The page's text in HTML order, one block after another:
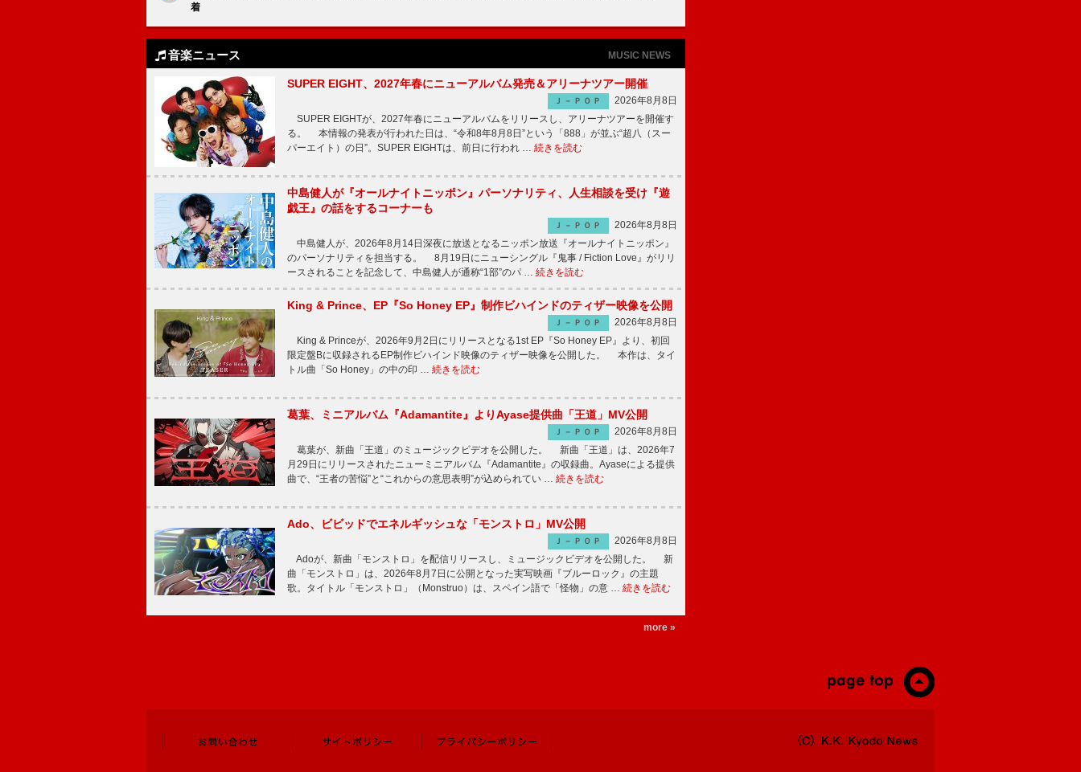
着
音楽ニュース MUSIC NEWS
SUPER EIGHT、2027年春にニューアルバム発売＆アリーナツアー開催
Ｊ－ＰＯＰ
2026年8月8日
SUPER EIGHTが、2027年春にニューアルバムをリリースし、アリーナツアーを開催す
る。 本情報の発表が行われた日は、“令和8年8月8日”という「888」が並ぶ“超八（スー
パーエイト）の日”。SUPER EIGHTは、前日に行われ … 続きを読む
中島健人が『オールナイトニッポン』パーソナリティ、人生相談を受け『遊
戯王』の話をするコーナーも
Ｊ－ＰＯＰ
2026年8月8日
中島健人が、2026年8月14日深夜に放送となるニッポン放送『オールナイトニッポン』
のパーソナリティを担当する。 8月19日にニューシングル『鬼事 / Fiction Love』がリリ
ースされることを記念して、中島健人が通称“1部”のパ … 続きを読む
King & Prince、EP『So Honey EP』制作ビハインドのティザー映像を公開
Ｊ－ＰＯＰ
2026年8月8日
King & Princeが、2026年9月2日にリリースとなる1st EP『So Honey EP』より、初回
限定盤Bに収録されるEP制作ビハインド映像のティザー映像を公開した。 本作は、タイ
トル曲「So Honey」の中の印 … 続きを読む
葛葉、ミニアルバム『Adamantite』よりAyase提供曲「王道」MV公開
Ｊ－ＰＯＰ
2026年8月8日
葛葉が、新曲「王道」のミュージックビデオを公開した。 新曲「王道」は、2026年7
月29日にリリースされたニューミニアルバム『Adamantite』の収録曲。Ayaseによる提供
曲で、“王者の苦悩”と“これからの意思表明”が込められてい … 続きを読む
Ado、ビビッドでエネルギッシュな「モンストロ」MV公開
Ｊ－ＰＯＰ
2026年8月8日
Adoが、新曲「モンストロ」を配信リリースし、ミュージックビデオを公開した。 新
曲「モンストロ」は、2026年8月7日に公開となった実写映画『ブルーロック』の主題
歌。タイトル「モンストロ」（Monstruo）は、スペイン語で「怪物」の意 … 続きを読む
more »